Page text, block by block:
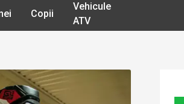
Copii
Vehicule
ATV